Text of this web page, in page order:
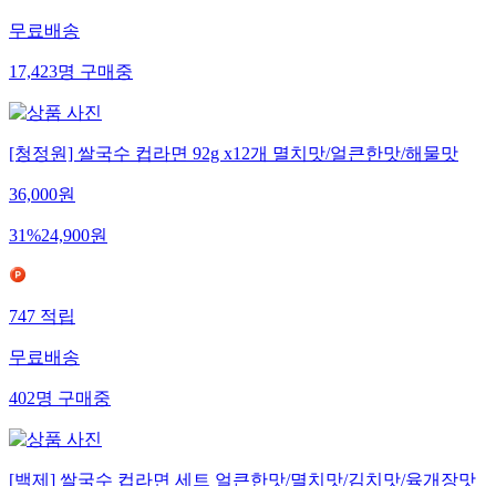
무료배송
17,423명 구매중
[청정원] 쌀국수 컵라면 92g x12개 멸치맛/얼큰한맛/해물맛
36,000원
31%24,900원
747 적립
무료배송
402명 구매중
[백제] 쌀국수 컵라면 세트 얼큰한맛/멸치맛/김치맛/육개장맛